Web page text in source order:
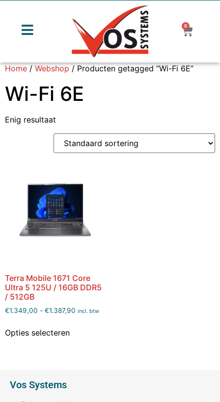
0
Home/Webshop/ Producten getagged “Wi-Fi 6E”
Wi-Fi 6E
Enig resultaat
Terra Mobile 1671 Core
Ultra 5 125U / 16GB DDR5
/ 512GB
€1.349,00 - €1.387,90 incl. btw
Opties selecteren
Vos Systems